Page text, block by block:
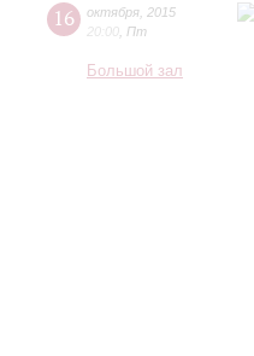
16 октября 2015
20:00 Пт
Большой зал